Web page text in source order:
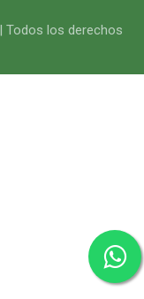
| Todos los derechos